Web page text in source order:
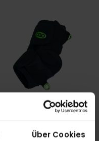
Über Cookies
OBO ROBO Elbow Guard Lite Left L